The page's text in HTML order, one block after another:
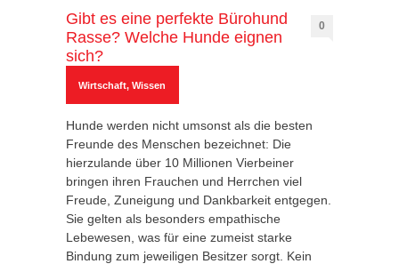
Gibt es eine perfekte Bürohund
Rasse? Welche Hunde eignen
sich?
0
Wirtschaft, Wissen
Hunde werden nicht umsonst als die besten
Freunde des Menschen bezeichnet: Die
hierzulande über 10 Millionen Vierbeiner
bringen ihren Frauchen und Herrchen viel
Freude, Zuneigung und Dankbarkeit entgegen.
Sie gelten als besonders empathische
Lebewesen, was für eine zumeist starke
Bindung zum jeweiligen Besitzer sorgt. Kein